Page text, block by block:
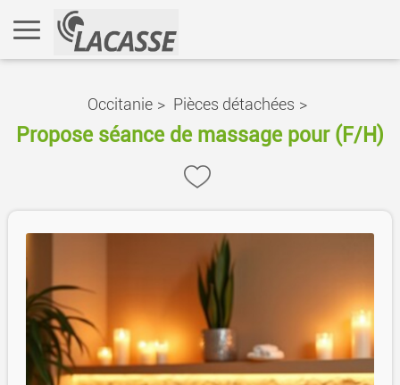
Occitanie > Pièces détachées >
Propose séance de massage pour (F/H)